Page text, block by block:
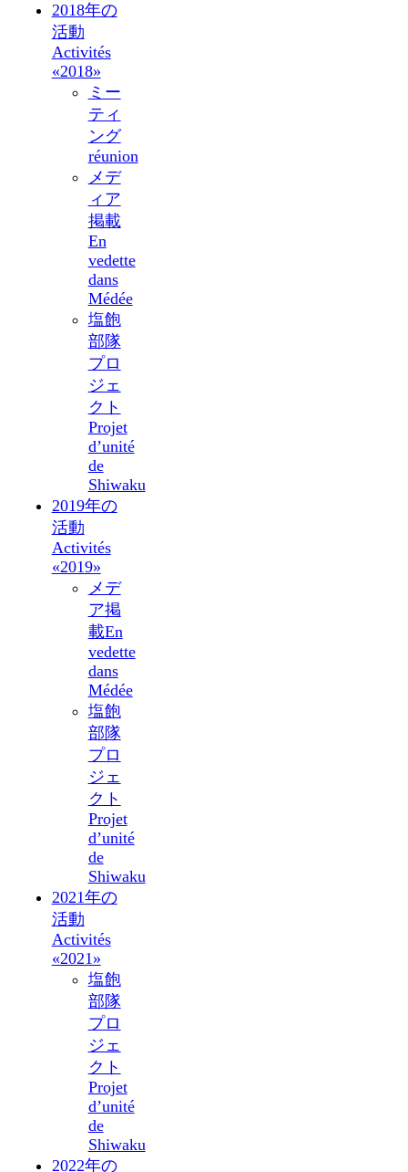
2018年の
活動
Activités
«2018»
ミー
ティ
ング
réunion
メデ
ィア
掲載
En
vedette
dans
Médée
塩飽
部隊
プロ
ジェ
クト
Projet
d’unité
de
Shiwaku
2019年の
活動
Activités
«2019»
メデ
ア掲
載En
vedette
dans
Médée
塩飽
部隊
プロ
ジェ
クト
Projet
d’unité
de
Shiwaku
2021年の
活動
Activités
«2021»
塩飽
部隊
プロ
ジェ
クト
Projet
d’unité
de
Shiwaku
2022年の